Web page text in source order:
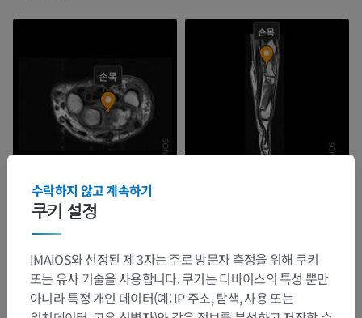
쿠키 설정
수락하지 않고 계속하기
IMAIOS와 선정된 제 3자는 주로 방문자 측정을 위해 쿠키
또는 유사 기술을 사용합니다. 쿠키는 디바이스의 특성 뿐만
아니라 특정 개인 데이터(예: IP 주소, 탐색, 사용 또는